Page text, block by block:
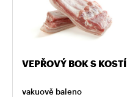
VEPŘOVÝ BOK S KOSTÍ
vakuově baleno